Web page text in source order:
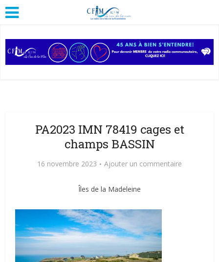
PA2023 IMN 78419 cages et
champs BASSIN
16 novembre 2023 Ajouter un commentaire
Îles de la Madeleine